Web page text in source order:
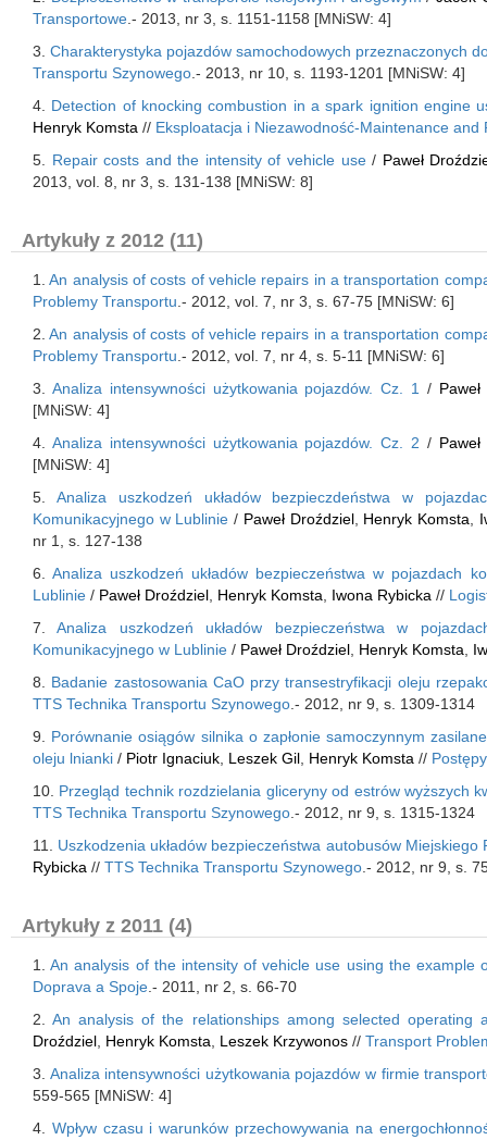
Transportowe .- 2013, nr 3, s. 1151-1158 [MNiSW: 4]
3. Charakterystyka pojazdów samochodowych przeznaczonych
Transportu Szynowego .- 2013, nr 10, s. 1193-1201 [MNiSW: 4]
4. Detection of knocking combustion in a spark ignition engine
Henryk Komsta // Eksploatacja i Niezawodność-Maintenance and
5. Repair costs and the intensity of vehicle use/ Paweł
2013, vol. 8, nr 3, s. 131-138 [MNiSW: 8]
Artykuły z 2012 (11)
1.An analysis of costs of vehicle repairs in a transportation
Problemy Transportu .- 2012, vol. 7, nr 3, s. 67-75 [MNiSW: 6]
2.An analysis of costs of vehicle repairs in a transportation
Problemy Transportu .- 2012, vol. 7, nr 4, s. 5-11 [MNiSW: 6]
3. Analiza intensywności użytkowania pojazdów. Cz. 1 /
[MNiSW: 4]
4. Analiza intensywności użytkowania pojazdów. Cz. 2 /
[MNiSW: 4]
5. Analiza uszkodzeń układów bezpieczdeństwa w
Komunikacyjnego w Lublinie / Paweł Droździel, Henryk Komsta
nr 1, s. 127-138
6.Analiza uszkodzeń układów bezpieczeństwa w pojazdach
Lublinie / Paweł Droździel Henryk Komsta Iwona Rybicka //
7.Analiza uszkodzeń układów bezpieczeństwa w
Komunikacyjnego w Lublinie / Paweł Droździel Henryk Komsta
8. Badanie zastosowania CaO przy transestryfikacji oleju
TTS Technika Transportu Szynowego .- 2012, nr 9, s. 1309-1314
9. Porównanie osiągów silnika o zapłonie samoczynnym
oleju lnianki / Piotr Ignaciuk Leszek Gil Henryk Komsta //
10. Przegląd technik rozdzielania gliceryny od estrów wyższych
TTS Technika Transportu Szynowego .- 2012, nr 9, s. 1315-1324
11. Uszkodzenia układów bezpieczeństwa autobusów
Rybicka // TTS Technika Transportu Szynowego .- 2012, nr 9, s.
Artykuły z 2011 (4)
1.An analysis of the intensity of vehicle use using the example
Doprava a Spoje .- 2011, nr 2, s. 66-70
2.An analysis of the relationships among selected
Droździel Henryk Komsta Leszek Krzywonos // Transport
3. Analiza intensywności użytkowania pojazdów w firmie
559-565 [MNiSW: 4]
4. Wpływ czasu i warunków przechowywania na